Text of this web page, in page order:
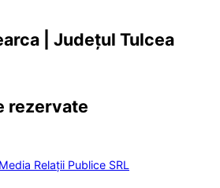
| Județul Tulcea
rezervate
Relații Publice SRL